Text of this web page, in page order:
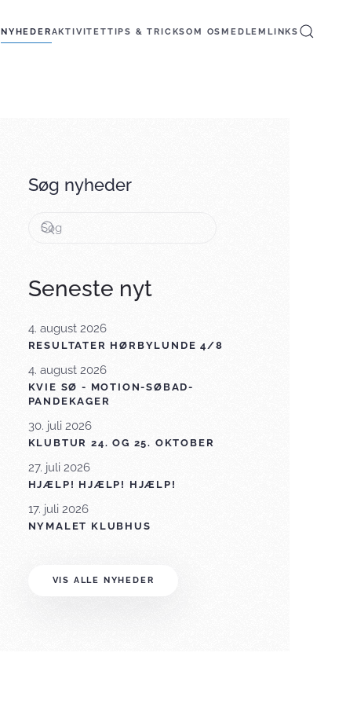
NYHEDERAKTIVITETTIPS & TRICKSOM OSMEDLEM LINKS
Søg nyheder
Seneste nyt
4. august 2026
RESULTATER HØRBYLUNDE 4/8
4. august 2026
KVIE SØ - MOTION-SØBAD-
PANDEKAGER
30. juli 2026
KLUBTUR 24. OG 25. OKTOBER
27. juli 2026
HJÆLP! HJÆLP! HJÆLP!
17. juli 2026
NYMALET KLUBHUS
VIS ALLE NYHEDER